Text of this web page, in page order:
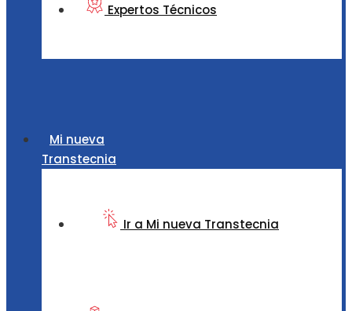
Expertos Técnicos
Mi nueva
Transtecnia
Ir a Mi nueva Transtecnia